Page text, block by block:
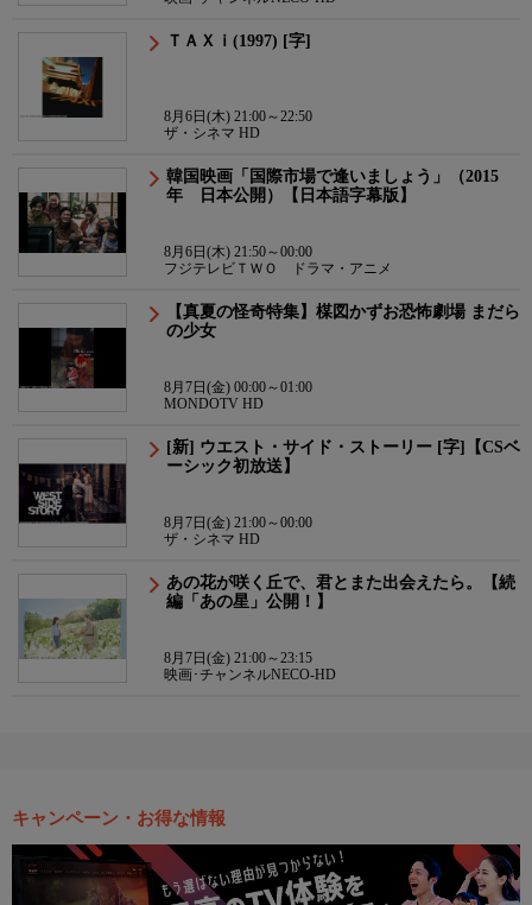
ＴＡＸｉ(1997) [字]
8月6日(木) 21:00～22:50
ザ・シネマ HD
韓国映画「国際市場で逢いましょう」（2015
年 日本公開）【日本語字幕版】
8月6日(木) 21:50～00:00
フジテレビＴＷＯ ドラマ・アニメ
【真夏の怪奇特集】楳図かずお恐怖劇場 まだら
の少女
8月7日(金) 00:00～01:00
MONDOTV HD
[新] ウエスト・サイド・ストーリー [字]【CSベ
ーシック初放送】
8月7日(金) 21:00～00:00
ザ・シネマ HD
あの花が咲く丘で、君とまた出会えたら。【続
編「あの星」公開！】
8月7日(金) 21:00～23:15
映画･チャンネルNECO-HD
キャンペーン・お得な情報